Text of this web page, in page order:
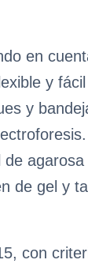
en
y
y
agarosa
de gel y
con